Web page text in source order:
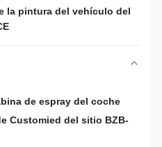
la pintura del vehículo del
de espray del coche
Customied del sitio BZB-